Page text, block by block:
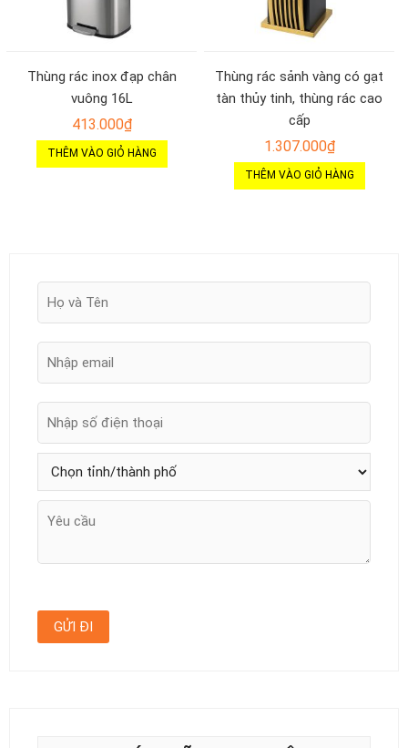
Thùng rác inox đạp chân
vuông 16L
413.000₫
THÊM VÀO GIỎ HÀNG
Thùng rác sảnh vàng có gạt
tàn thủy tinh, thùng rác cao
cấp
1.307.000₫
THÊM VÀO GIỎ HÀNG